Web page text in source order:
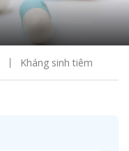
Kháng sinh tiêm